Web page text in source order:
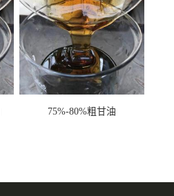
75%-80%粗甘油